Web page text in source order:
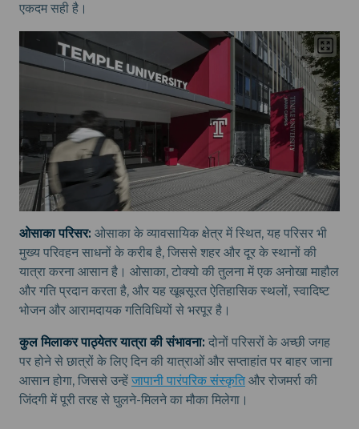
एकदम सही है।
ओसाका परिसर: ओसाका के व्यावसायिक क्षेत्र में स्थित, यह परिसर भी
मुख्य परिवहन साधनों के करीब है, जिससे शहर और दूर के स्थानों की
यात्रा करना आसान है। ओसाका, टोक्यो की तुलना में एक अनोखा माहौल
और गति प्रदान करता है, और यह खूबसूरत ऐतिहासिक स्थलों, स्वादिष्ट
भोजन और आरामदायक गतिविधियों से भरपूर है।
कुल मिलाकर पाठ्येतर यात्रा की संभावना: दोनों परिसरों के अच्छी जगह
पर होने से छात्रों के लिए दिन की यात्राओं और सप्ताहांत पर बाहर जाना
आसान होगा, जिससे उन्हें जापानी पारंपरिक संस्कृति और रोजमर्रा की
जिंदगी में पूरी तरह से घुलने-मिलने का मौका मिलेगा।